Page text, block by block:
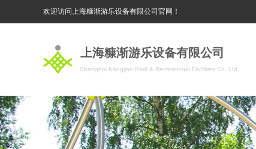
欢迎访问上海糠渐游乐设备有限公司官网！
上海糠渐游乐设备有限公司
Shanghai Kangjian Park & Recreational Facilities Co. Ltd.